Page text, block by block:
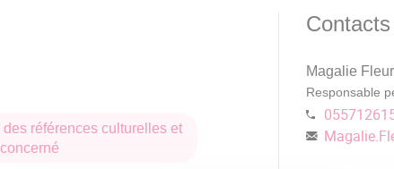
références culturelles et
Contacts
Magalie
Responsable